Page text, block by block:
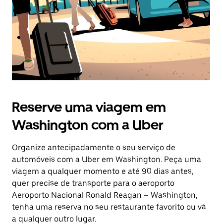
Reserve uma viagem em
Washington com a Uber
Organize antecipadamente o seu serviço de
automóveis com a Uber em Washington. Peça uma
viagem a qualquer momento e até 90 dias antes,
quer precise de transporte para o aeroporto
Aeroporto Nacional Ronald Reagan – Washington,
tenha uma reserva no seu restaurante favorito ou vá
a qualquer outro lugar.